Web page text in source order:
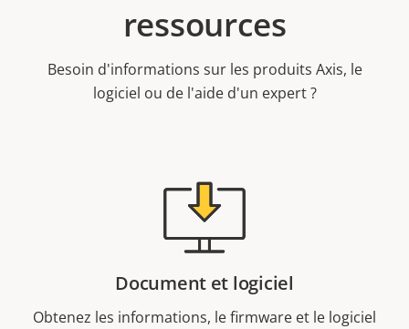
ressources
Besoin d'informations sur les produits Axis, le
logiciel ou de l'aide d'un expert ?
Document et logiciel
Obtenez les informations, le firmware et le logiciel